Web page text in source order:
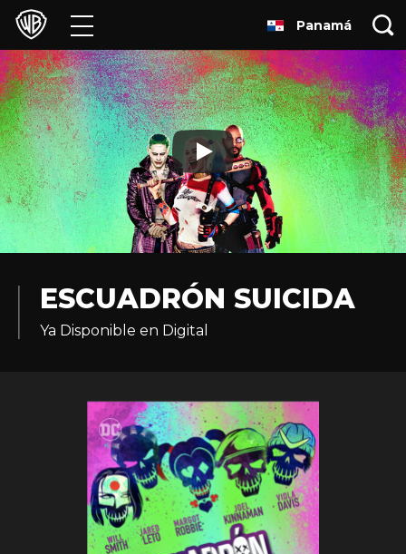
Películas
Series
Juegos y Aplicaciones
Franquicias
Colecciones
Experiencias
Panamá
ESCUADRÓN SUICIDA
Ya Disponible en Digital